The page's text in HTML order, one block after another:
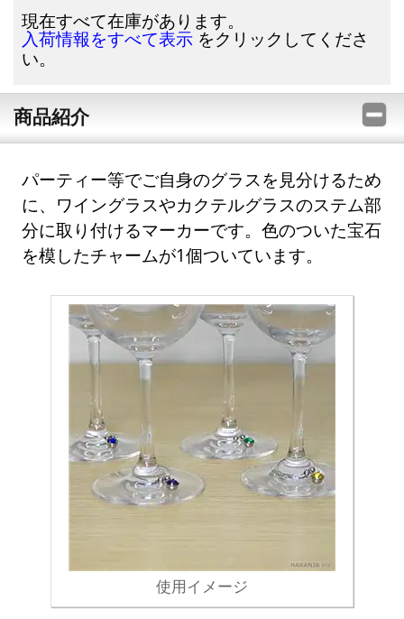
現在すべて在庫があります。
入荷情報をすべて表示 をクリックしてくださ
い。
商品紹介
パーティー等でご自身のグラスを見分けるため
に、ワイングラスやカクテルグラスのステム部
分に取り付けるマーカーです。色のついた宝石
を模したチャームが1個ついています。
使用イメージ